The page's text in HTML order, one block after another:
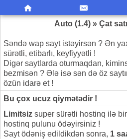
Auto (1.4) » Çat
Səndə wap sayt istəyirsən ? Ən
sürətli, etibarlı, keyfiyyətli !
Digər saytlarda oturmaqdan,
bezmisən ? Ələ isə sən də öz
özün idarə et !
Bu çox ucuz qiymətədir !
Limitsiz super sürətli hostinq ilə
hostinq pulunu ödəyirsiniz !
Sayt ödəniş edildikdən sonra, 1